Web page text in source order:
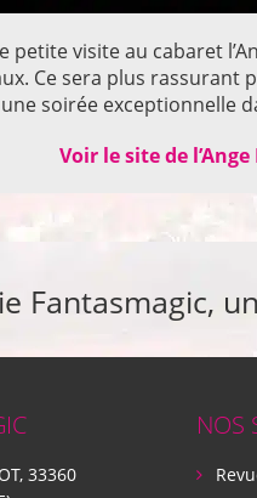
petite visite au cabaret
Ce sera plus rassurant
soirée exceptionnelle
Voir le site de l’Ange
Fantasmagic,
33360
NOS